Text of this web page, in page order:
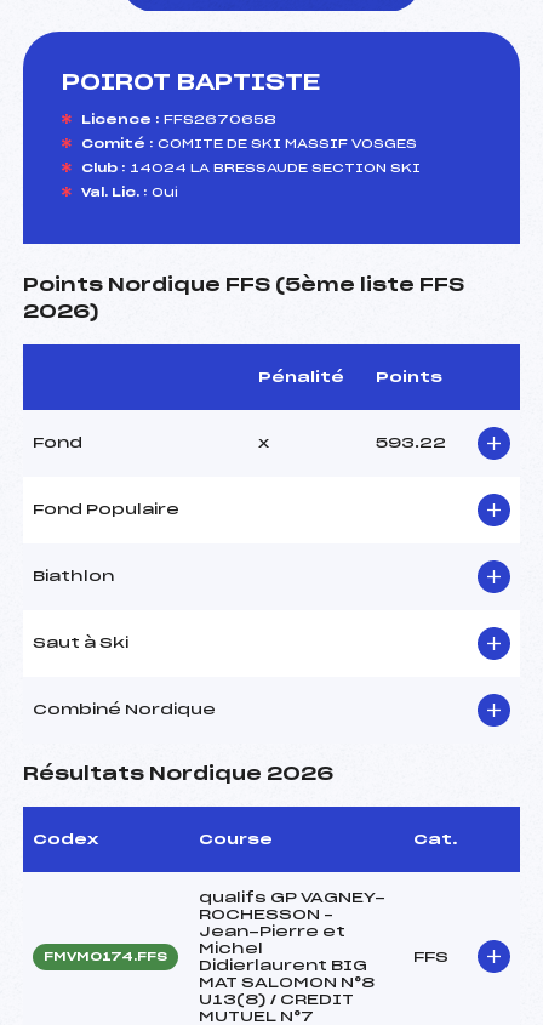
POIROT BAPTISTE
Licence : FFS2670658
Comité : COMITE DE SKI MASSIF VOSGES
Club : 14024 LA BRESSAUDE SECTION SKI
Val. Lic. : Oui
Points Nordique FFS (5ème liste FFS
2026)
Pénalité Points
Fond x 593.22
Fond Populaire
Biathlon
Saut à Ski
Combiné Nordique
Résultats Nordique 2026
Codex Course Cat.
FMVM0174.FFS
qualifs GP VAGNEY-
ROCHESSON –
Jean-Pierre et
Michel
Didierlaurent BIG
MAT SALOMON N°8
U13(8) / CREDIT
MUTUEL N°7
FFS